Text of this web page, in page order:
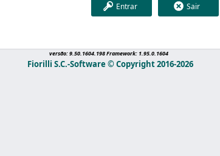
Fiorilli S.C.-Software © Copyright 2016-2026
versão: 9.50.1604.198 Framework: 1.95.0.1604
Sair
Entrar